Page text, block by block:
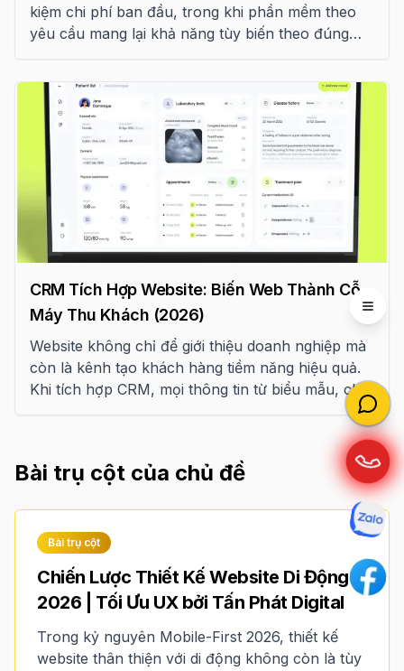
kiệm chi phí ban đầu, trong khi phần mềm theo
yêu cầu mang lại khả năng tùy biến theo đúng
triển riêng và cách tránh những chi phí phát sinh
khi cố gắng "lách" một hệ thống không phù hợp.
CRM Tích Hợp Website: Biến Web Thành Cỗ
Máy Thu Khách (2026)
Website không chỉ để giới thiệu doanh nghiệp mà
còn là kênh tạo khách hàng tiềm năng hiệu quả.
Khi tích hợp CRM, mọi thông tin từ biểu mẫu, chat
marketing sẽ được đồng bộ vào một hệ thống,
giúp doanh nghiệp theo dõi, chăm sóc và tăng tỷ
lệ chuyển đổi.
Bài trụ cột của chủ đề
Bài trụ cột
Chiến Lược Thiết Kế Website Di Động
2026 | Tối Ưu UX bởi Tấn Phát Digital
Trong kỷ nguyên Mobile-First 2026, thiết kế
website thân thiện với di động không còn là tùy